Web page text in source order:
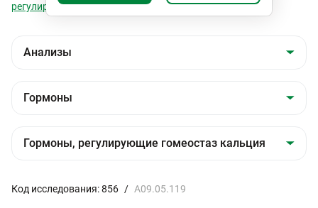
регулирующие гомеостаз кальция
Кальцитонин
Код исследования: 856 / A09.05.119